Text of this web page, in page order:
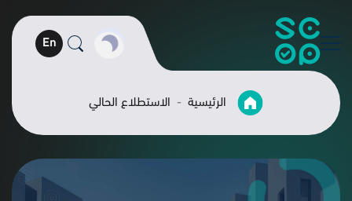
En
الرئيسية الاستطلاع الحالي